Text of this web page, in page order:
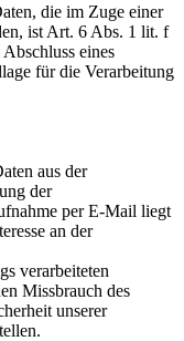
die im Zuge einer
ist Art. 6 Abs. 1 lit. f
eines
für die Verarbeitung
aus der
der
per E-Mail liegt
an der
verarbeiteten
Missbrauch des
unserer